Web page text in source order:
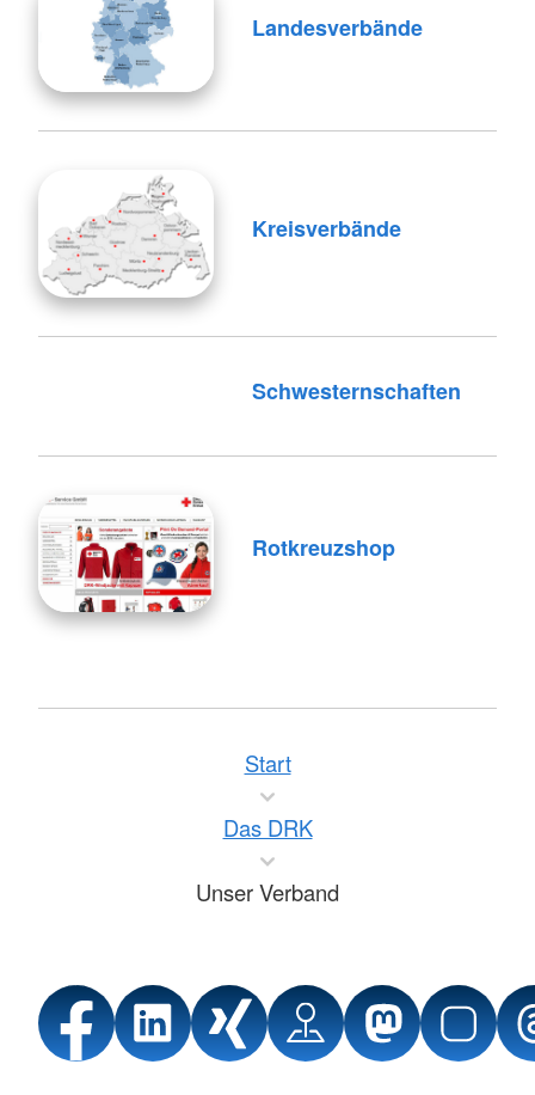
Landesverbände
Kreisverbände
Schwesternschaften
Rotkreuzshop
Start
Das DRK
Unser Verband